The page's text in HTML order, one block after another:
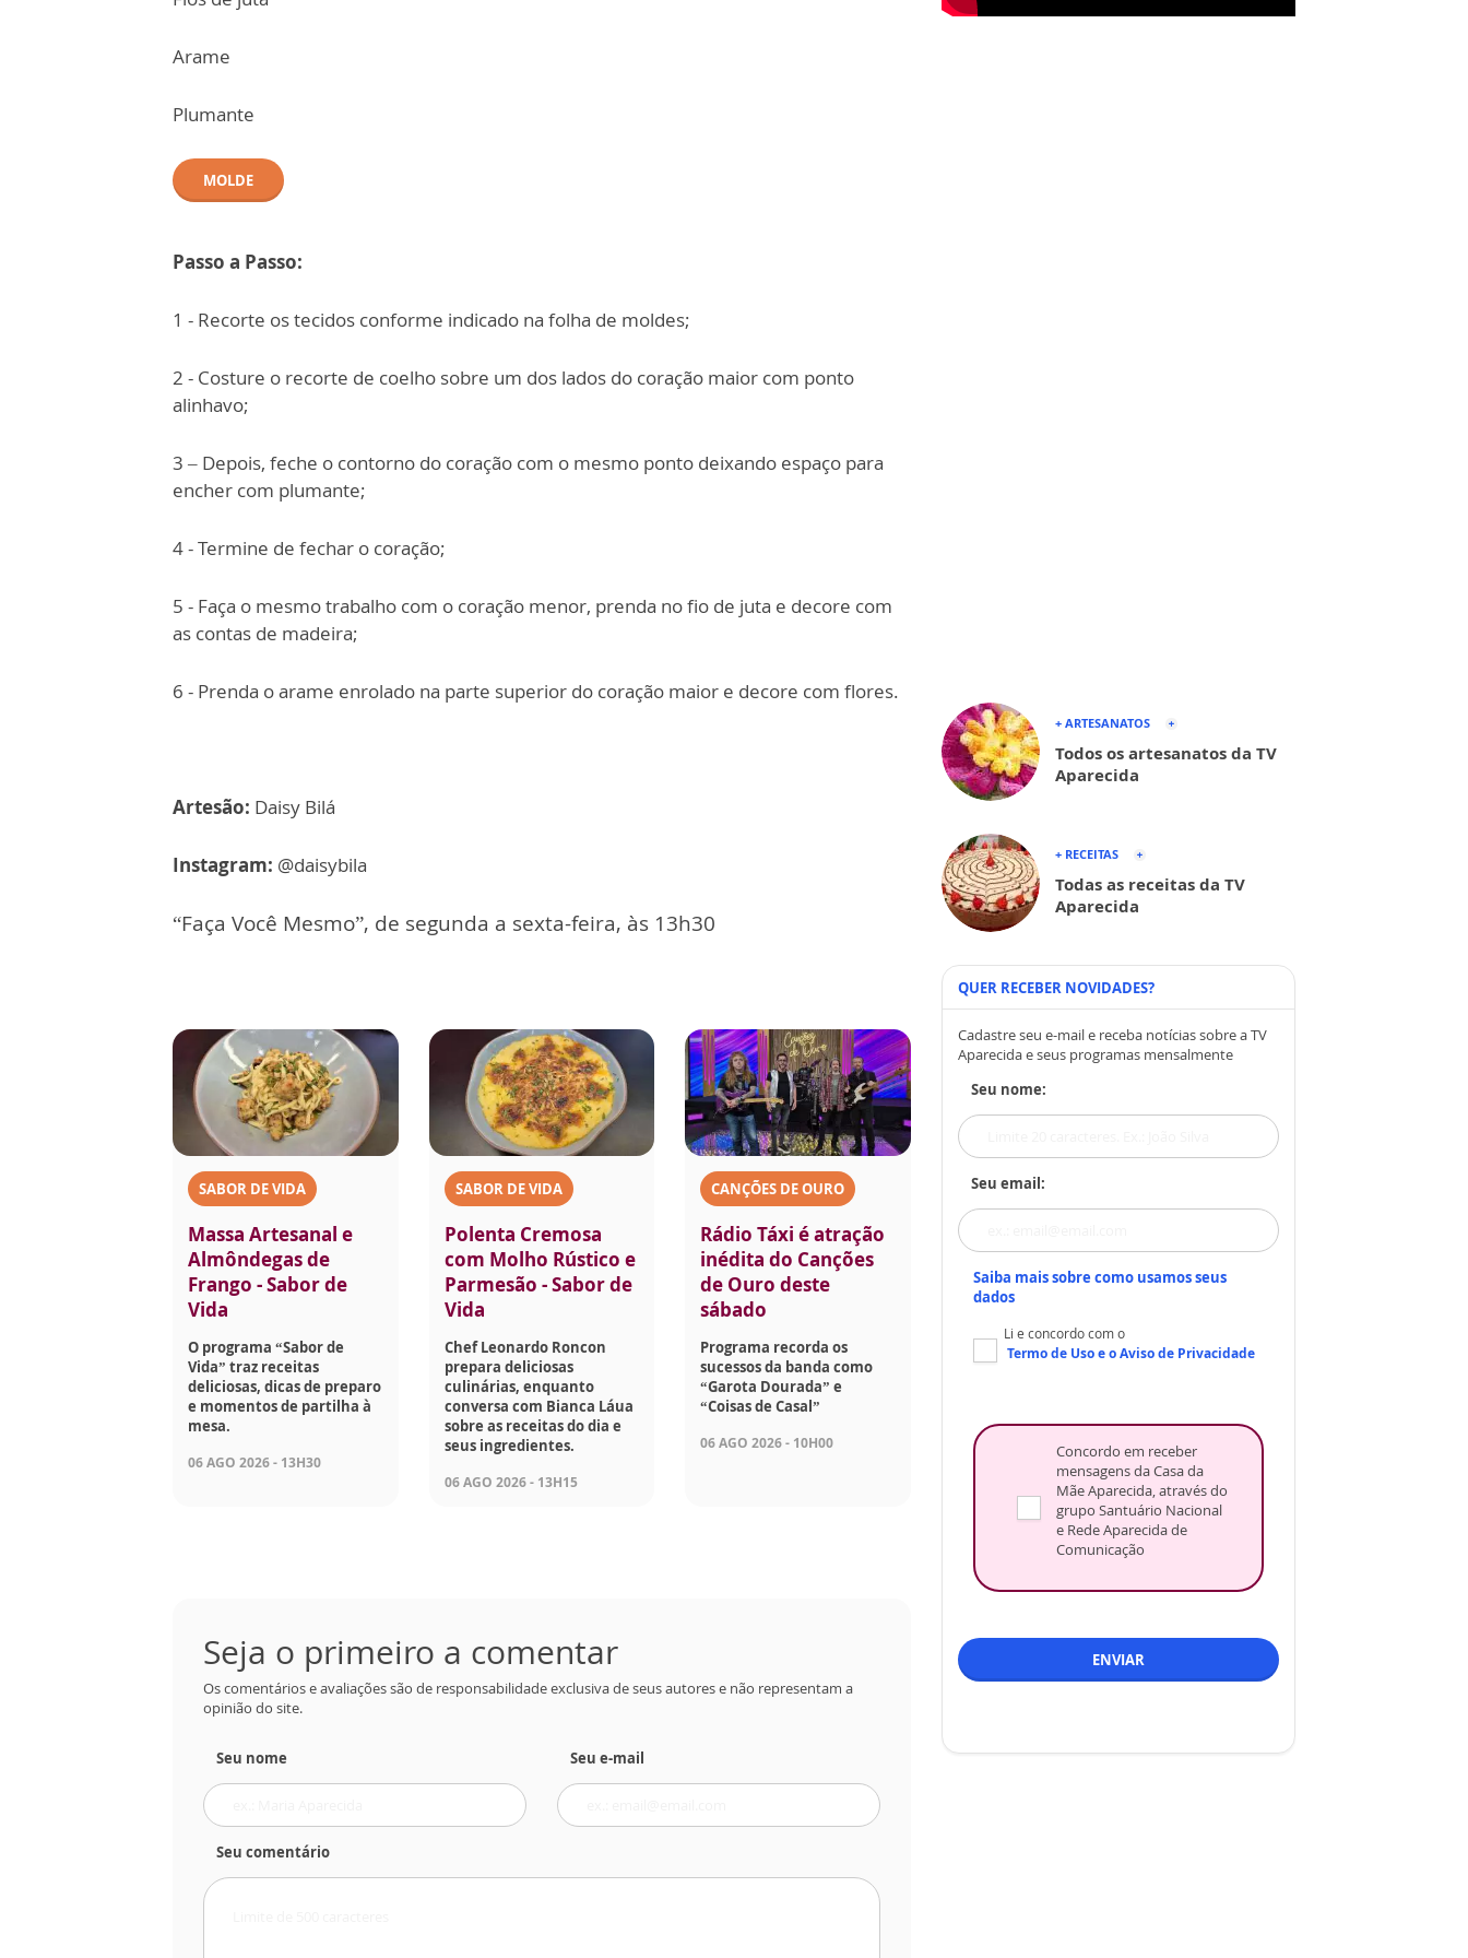
Arame
Plumante
MOLDE
Passo a Passo:
1 - Recorte os tecidos conforme indicado na folha de moldes;
2 - Costure o recorte de coelho sobre um dos lados do coração maior com ponto
alinhavo;
3 – Depois, feche o contorno do coração com o mesmo ponto deixando espaço para
encher com plumante;
4 - Termine de fechar o coração;
5 - Faça o mesmo trabalho com o coração menor, prenda no fio de juta e decore com
as contas de madeira;
6 - Prenda o arame enrolado na parte superior do coração maior e decore com flores.
Artesão: Daisy Bilá
Instagram: @daisybila
“Faça Você Mesmo”, de segunda a sexta-feira, às 13h30
SABOR DE VIDA
Massa Artesanal e
Almôndegas de
Frango - Sabor de
Vida
O programa “Sabor de
Vida” traz receitas
deliciosas, dicas de preparo
e momentos de partilha à
mesa.
06 AGO 2026 - 13H30
SABOR DE VIDA
Polenta Cremosa
com Molho Rústico e
Parmesão - Sabor de
Vida
Chef Leonardo Roncon
prepara deliciosas
culinárias, enquanto
conversa com Bianca Láua
sobre as receitas do dia e
seus ingredientes.
06 AGO 2026 - 13H15
CANÇÕES DE OURO
Rádio Táxi é atração
inédita do Canções
de Ouro deste
sábado
Programa recorda os
sucessos da banda como
“Garota Dourada” e
“Coisas de Casal”
06 AGO 2026 - 10H00
Seja o primeiro a comentar
Os comentários e avaliações são de responsabilidade exclusiva de seus autores e não representam a
opinião do site.
Seu nome Seu e-mail
Seu comentário
+ ARTESANATOS
Todos os artesanatos da TV
Aparecida
+ RECEITAS
Todas as receitas da TV
Aparecida
QUER RECEBER NOVIDADES?
Cadastre seu e-mail e receba notícias sobre a TV
Aparecida e seus programas mensalmente
Seu nome:
Seu email:
Saiba mais sobre como usamos seus
dados
Li e concordo com o
Termo de Usoe oAviso de Privacidade
Concordo em receber
mensagens da Casa da
Mãe Aparecida, através do
grupo Santuário Nacional
e Rede Aparecida de
Comunicação
ENVIAR